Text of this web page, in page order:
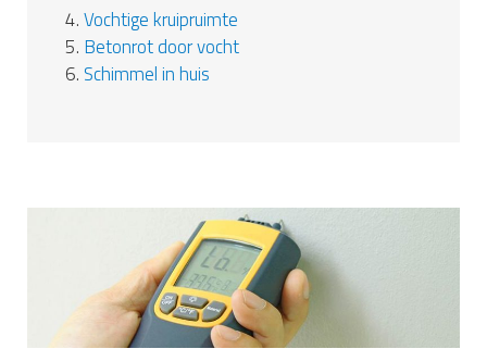
4.Vochtige kruipruimte
5. Betonrot door vocht
6. Schimmel in huis